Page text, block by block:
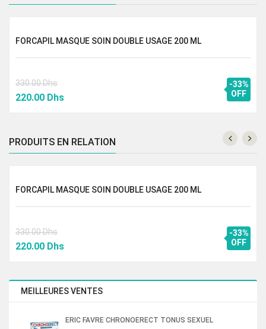
MEILLEURES VENTES
ERIC FAVRE CHRONOERECT TONUS SEXUEL
FORCAPIL MASQUE SOIN DOUBLE USAGE 200 ML
330.00Dhs
Le
était :
330.00 Dhs.
220.00 DhsLe
est :
220.00 Dhs.
-33%
OFF
PRODUITS EN RELATION
FORCAPIL MASQUE SOIN DOUBLE USAGE 200 ML
330.00Dhs
Le
était :
220.00 DhsLe
est :
-33%
OFF